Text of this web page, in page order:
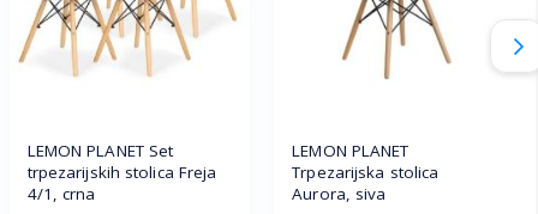
LEMON PLANET Set
trpezarijskih stolica Freja
4/1, crna
LEMON PLANET
Trpezarijska stolica
Aurora, siva